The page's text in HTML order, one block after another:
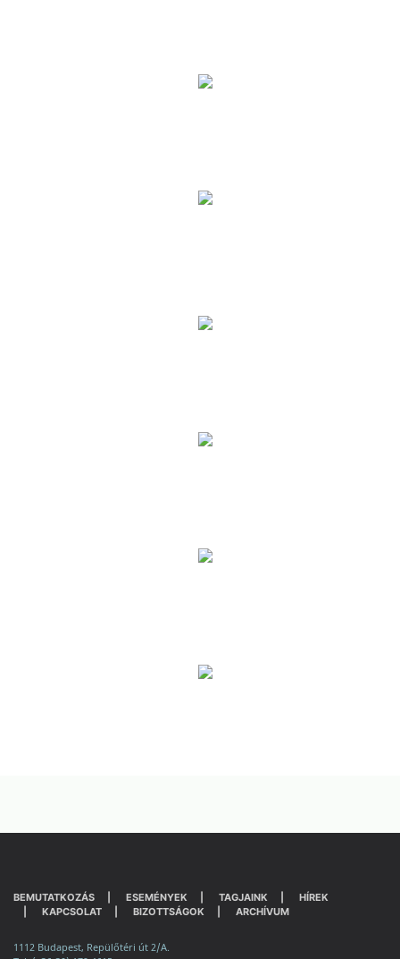
BEMUTATKOZÁS ESEMÉNYEK TAGJAINK
HÍREK
KAPCSOLAT
BIZOTTSÁGOK ARCHÍVUM
1112 Budapest, Repülőtéri út 2/A.